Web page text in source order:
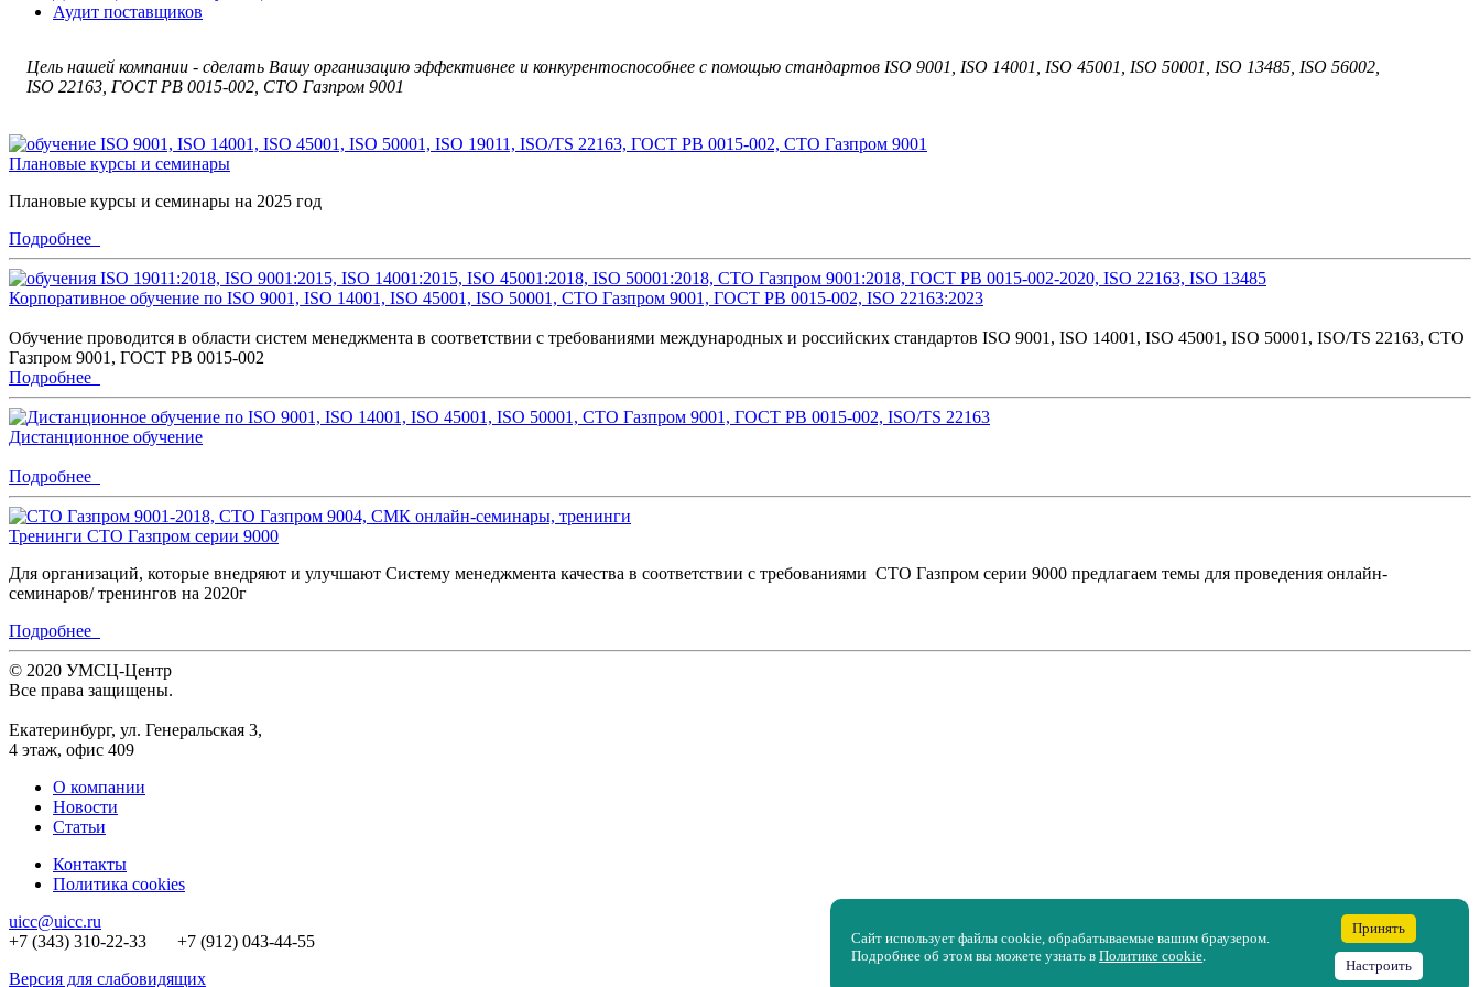
Аудит поставщиков
Цель нашей компании - сделать Вашу организацию эффективнее и конкурентоспособнее с помощью стандартов ISO 9001, ISO 14001, ISO 45001, ISO 50001, ISO 13485, ISO 56002,
ISO 22163, ГОСТ РВ 0015-002, СТО Газпром 9001
Плановые курсы и семинары
Плановые курсы и семинары на 2025 год
Подробнее
Корпоративное обучение по ISO 9001, ISO 14001, ISO 45001, ISO 50001, СТО Газпром 9001, ГОСТ РВ 0015-002, ISO 22163:2023
Обучение проводится в области систем менеджмента в соответствии с требованиями международных и российских стандартов ISO 9001, ISO 14001, ISO 45001, ISO 50001, ISO/TS 22163, СТО
Газпром 9001, ГОСТ РВ 0015-002
Подробнее
Дистанционное обучение
Подробнее
Тренинги СТО Газпром серии 9000
Для организаций, которые внедряют и улучшают Систему менеджмента качества в соответствии с требованиями СТО Газпром серии 9000 предлагаем темы для проведения онлайн-
семинаров/ тренингов на 2020г
Подробнее
© 2020 УМСЦ-Центр
Все права защищены.
Екатеринбург, ул. Генеральская 3,
4 этаж, офис 409
О компании
Новости
Статьи
Контакты
Политика cookies
uicc@uicc.ru
+7 (343) 310-22-33 +7 (912) 043-44-55
Версия для слабовидящих
Сайт использует файлы cookie, обрабатываемые вашим браузером.
Подробнее об этом вы можете узнать вПолитике cookie.
Принять
Настроить